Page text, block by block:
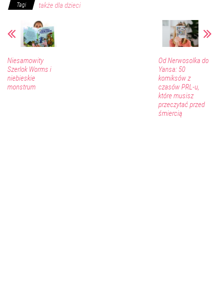
Tagi także dla dzieci
Niesamowity
Szerlok Worms i
niebieskie
monstrum
Od Nerwosolka do
Yansa: 50
komiksów z
czasów PRL-u,
które musisz
przeczytać przed
śmiercią